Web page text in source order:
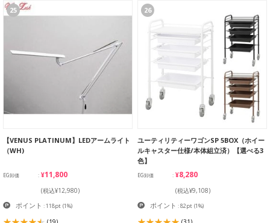
25
【VENUS PLATINUM】LEDアームライト
（WH)
EG卸価 ¥11,800
(税込¥12,980)
ポイント : 118pt (1%)
26
ユーティリティーワゴンSP 5BOX（ホイー
ルキャスター仕様/本体組立済）【選べる3
色】
EG卸価 ¥8,280
(税込¥9,108)
ポイント : 82pt (1%)